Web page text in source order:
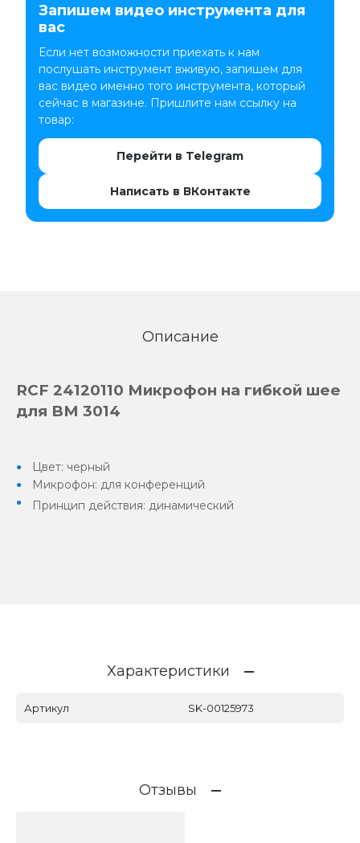
Запишем видео инструмента для
вас
Если нет возможности приехать к нам
послушать инструмент вживую, запишем для
вас видео именно того инструмента, который
сейчас в магазине. Пришлите нам ссылку на
товар:
Перейти в Telegram
Написать в ВКонтакте
Описание
RCF 24120110 Микрофон на гибкой шее
для BM 3014
Цвет: черный
Микрофон: для конференций
Принцип действия: динамический
Характеристики
Артикул SK-00125973
Отзывы